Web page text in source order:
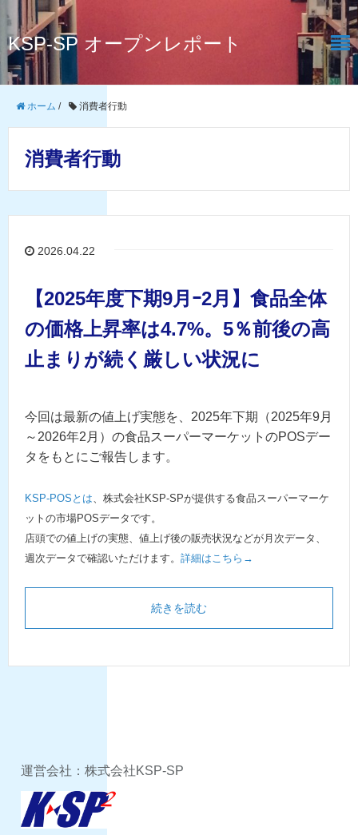
KSP-SP オープンレポート
ホーム / 消費者行動
消費者行動
2026.04.22
【2025年度下期9月ｰ2月】食品全体
の価格上昇率は4.7%。5％前後の高
止まりが続く厳しい状況に
今回は最新の値上げ実態を、2025年下期（2025年9月
～2026年2月）の食品スーパーマーケットのPOSデー
タをもとにご報告します。
KSP-POSとは 、株式会社KSP-SPが提供する食品スーパーマーケ
ットの市場POSデータです。
店頭での値上げの実態、値上げ後の販売状況などが月次データ、
週次データで確認いただけます。 詳細はこちら→
続きを読む
運営会社：株式会社KSP-SP